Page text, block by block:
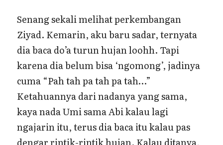
Senang sekali melihat perkembangan
Ziyad. Kemarin, aku baru sadar, ternyata
dia baca do’a turun hujan loohh. Tapi
karena dia belum bisa ‘ngomong’, jadinya
cuma “Pah tah pa tah pa tah…”
Ketahuannya dari nadanya yang sama,
kaya nada Umi sama Abi kalau lagi
ngajarin itu, terus dia baca itu kalau pas
dengar rintik-rintik hujan. Kalau ditanya,